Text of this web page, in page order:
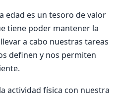
edad es un tesoro de valor
tiene poder mantener la
a cabo nuestras tareas
definen y nos permiten
actividad física con nuestra